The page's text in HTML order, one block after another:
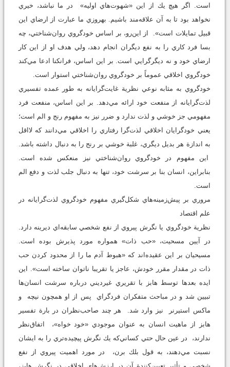
است. اگر هيچ يك از اين «شهوت‌هاي اوليه» در ما نباشد، خيري
نخواهد بود تا به آن علاقه‌مند باشيم. بهروزي ما عبارت از ارضاي اين
قبيل تمايلات است». از اين‌رو، بر اساس خودگروي روان‌شناختي، چه
بسا فرد كاري را به نفع ديگران انجام دهد، ولي هدف او از اين كار
ارضاي خود و نه ديگرگرايي است. بر اين اساس، فرانكنا ادعا مي‌كند
خودگروي اخلاقي عموماً بر خودگروي روان‌شناختي استوار است.
خودگروي به مثابه نوعي نظرية غايت‌گرايانه به طور عمده تفسيري
لذت‌گرايانه از منفعت خود ارائه مي‌دهد. بر اين اساس، منفعت فرد
مفهومي جز خوشي و لذت ندارد و ضرر نيز به مفهوم رنج و الم است؛
يعني خودگرايان اخلاقي لذت‌گرا رفتاري را اخلاقي مي‌دانند كه لااقل
به اندازة هر بديل ديگري، غلبة خوشي بر رنج را به دنبال داشته باشد.
اين مفهوم در خودگروي روان‌شناختي نيز منعكس شده است.
بنابراين، انسان بنا بر سرشت خود، تنها به دنبال جلب لذت و دفع الم
است.
مروري بر پيش‌زمينه‌هاي شكل‌گيري مفهوم خودگروي لذت‌گرايانه در
علم اقتصاد
نظرية خودگروي يا نگرش پيروي از نفع شخصي سابقه‌اي ديرينه دارد.
در آيين مسحيت، «حب ذات» همواره مورد پذيرش بوده است.
مسيحيان بر اين عقيده‌اند كه «هبوط آدم ما را از محدود كردن حب
ذات در مقدار مقرر خودش، عاجز يا تقريبا ناتوان ساخته است». اين
ايده بعدها توسط هابز با تقريري غيرديني درباره سرشت انسان‌ها
تبيين شد و در مباحث متفكران فردگراي پس از او همچون نيچه و
ماكس استيرنر نيز وارد شد. هر چند صاحب‌نظران در بارة تفسير
هابز از ماهيت انسان به عنوان موجودي «خود خواه»، اتفاق‌نظر
ندارند، در عين حال حتي كساني‌كه يك نگرش پيچيده‌تري را به ايشان
نسبت مي‌دهند، به قول بلك برن، در مورد اهميت پيروي از نفع